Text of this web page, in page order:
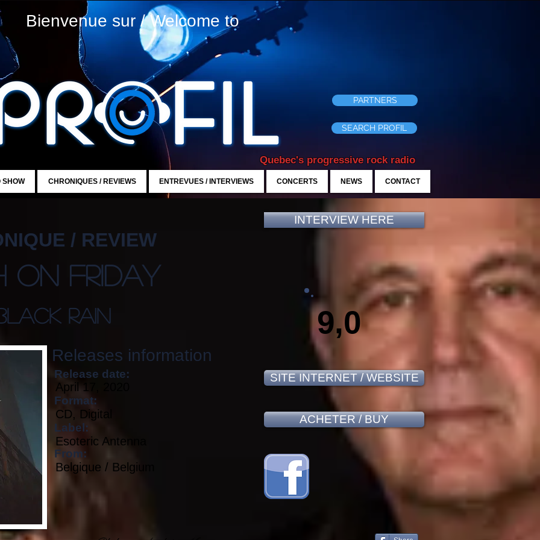
Bienvenue sur / Welcome to
Quebec's progressive rock radio
SEARCH PROFIL
PARTNERS
SHOW CHRONIQUES / REVIEWS ENTREVUES / INTERVIEWS CONCERTS NEWS CONTACT
/ REVIEW
On Friday
Rain
Releases information
Release date:
April 17, 2020
Format:
CD, Digital
Label:
From:
Esoteric Antenna
Belgique / Belgium
INTERVIEW HERE
9,0
SITE INTERNET / WEBSITE
ACHETER / BUY